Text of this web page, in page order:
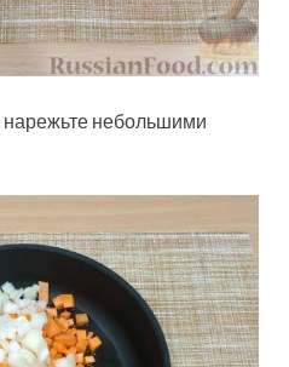
нарежьте небольшими